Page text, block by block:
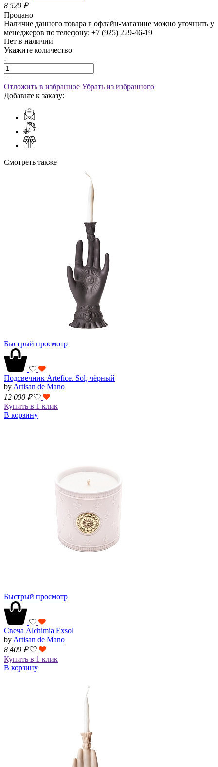
8 520 ₽
Продано
Наличие данного товара в офлайн-магазине можно уточнить у
менеджеров по телефону: +7 (925) 229-46-19
Нет в наличии
Укажите количество:
-
+
Отложить в избранное Убрать из избранного
Добавьте к заказу:
Смотреть также
Быстрый просмотр
Подсвечник Artefice. Sōl, чёрный
by Artisan de Mano
12 000 ₽
Купить в 1 клик
В корзину
Быстрый просмотр
Свеча Alchimia Exsol
by Artisan de Mano
8 400 ₽
Купить в 1 клик
В корзину